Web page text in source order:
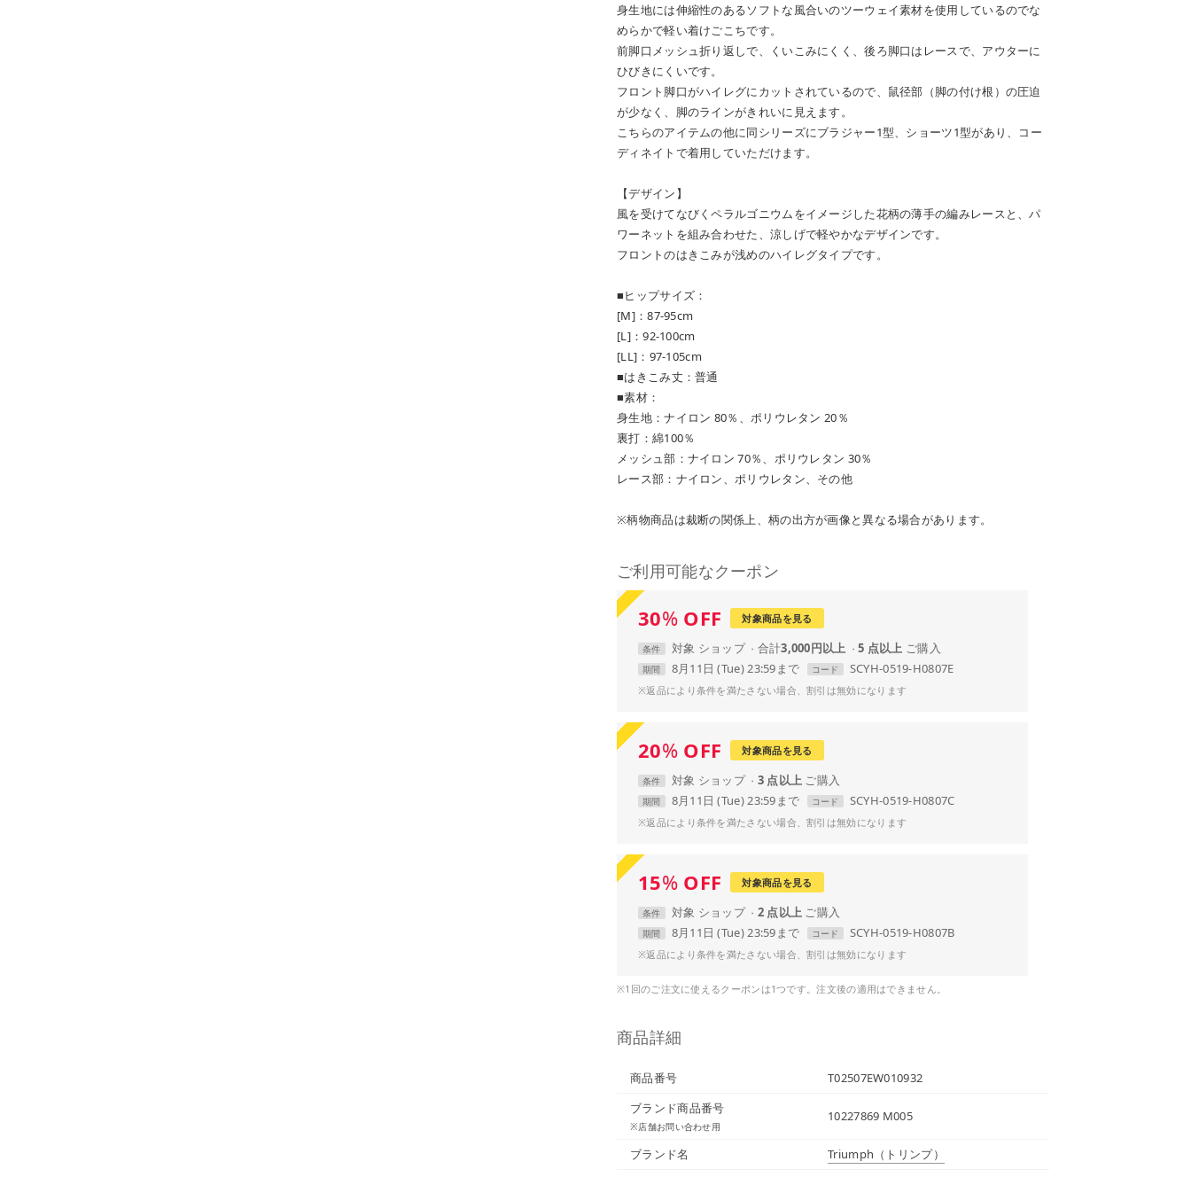
身生地には伸縮性のあるソフトな風合いのツーウェイ素材を使用しているのでな
めらかで軽い着けごこちです。
前脚口メッシュ折り返しで、くいこみにくく、後ろ脚口はレースで、アウターに
ひびきにくいです。
フロント脚口がハイレグにカットされているので、鼠径部（脚の付け根）の圧迫
が少なく、脚のラインがきれいに見えます。
こちらのアイテムの他に同シリーズにブラジャー1型、ショーツ1型があり、コー
ディネイトで着用していただけます。
【デザイン】
風を受けてなびくペラルゴニウムをイメージした花柄の薄手の編みレースと、パ
ワーネットを組み合わせた、涼しげで軽やかなデザインです。
フロントのはきこみが浅めのハイレグタイプです。
■ヒップサイズ：
[M]：87-95cm
[L]：92-100cm
[LL]：97-105cm
■はきこみ丈：普通
■素材：
身生地：ナイロン 80％、ポリウレタン 20％
裏打：綿100％
メッシュ部：ナイロン 70％、ポリウレタン 30％
レース部：ナイロン、ポリウレタン、その他
※柄物商品は裁断の関係上、柄の出方が画像と異なる場合があります。
ご利用可能なクーポン
30%OFF 対象商品を見る
条件 対象 ショップ 合計3,000円以上 5 点以上
期間 8月11日 (Tue) 23:59まで コード SCYH-0519-H0807E
※返品により条件を満たさない場合、割引は無効になります
20%OFF 対象商品を見る
条件 対象 ショップ 3 点以上
期間 8月11日 (Tue) 23:59まで コード SCYH-0519-H0807C
※返品により条件を満たさない場合、割引は無効になります
15%OFF 対象商品を見る
条件 対象 ショップ 2 点以上
期間 8月11日 (Tue) 23:59まで コード SCYH-0519-H0807B
※返品により条件を満たさない場合、割引は無効になります
※1回のご注文に使えるクーポンは1つです。注文後の適用はできません。
商品詳細
商品番号
T02507EW010932
ブランド商品番号
※店舗お問い合わせ用
10227869 M005
ブランド名 Triumph （トリンプ）